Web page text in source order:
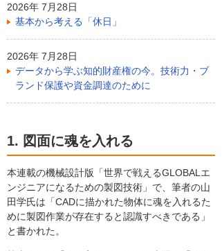
2026年 7月28日
基本から考える「休日」
2026年 7月28日
データから学ぶ知的財産権の今。技術力・ブ
ランド保護や資金調達のために
1. 図面に魂を入れる
本連載の機械設計版「世界で戦えるGLOBALエ
ンジニアになるための製図技術」で、筆者の山
田学氏は「CADに描かれた物体に魂を入れるた
めに製図作業が存在すると認識すべきである」
と書かれた。